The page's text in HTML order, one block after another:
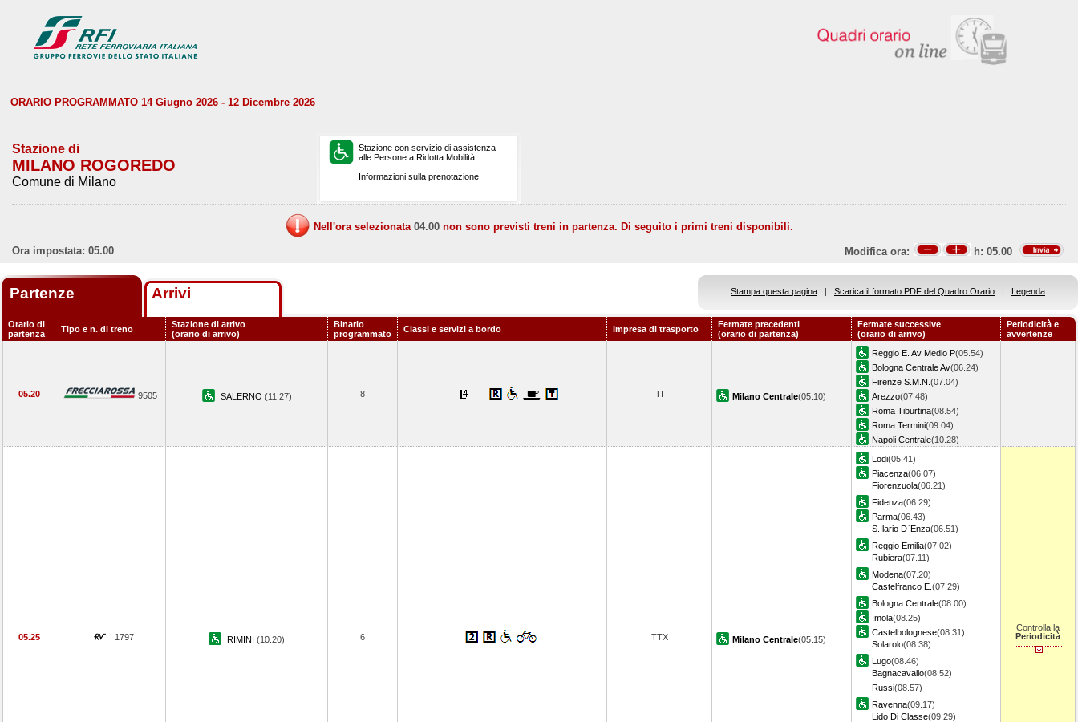
ORARIO PROGRAMMATO 14 Giugno 2026 - 12 Dicembre 2026
Stazione di
MILANO ROGOREDO
Comune di Milano
Stazione con servizio di assistenza
alle Persone a Ridotta Mobilità.
Informazioni sulla prenotazione
Nell'ora selezionata 04.00 non sono previsti treni in partenza. Di seguito i primi treni disponibili.
Ora impostata: 05.00
Modifica ora: h: 05.00
Partenze Arrivi Stampa questa pagina | Scarica il formato PDF del Quadro Orario | Legenda
Orario di
partenza
Tipo e n. di treno
Stazione di arrivo
(orario di arrivo)
Binario
programmato
Classi e servizi a bordo Impresa di trasporto
Fermate precedenti
(orario di partenza)
Fermate successive
(orario di arrivo)
Periodicità e
avvertenze
05.20 9505 SALERNO (11.27) 8 TI Milano Centrale(05.10)
Reggio E. Av Medio P(05.54)
Bologna Centrale Av(06.24)
Firenze S.M.N. (07.04)
Arezzo(07.48)
Roma Tiburtina(08.54)
Roma Termini(09.04)
Napoli Centrale(10.28)
05.25 1797 RIMINI (10.20) 6 TTX Milano Centrale(05.15)
Lodi(05.41)
Piacenza(06.07)
Fiorenzuola(06.21)
Fidenza(06.29)
Parma(06.43)
S.Ilario D`Enza(06.51)
Reggio Emilia(07.02)
Rubiera(07.11)
Modena(07.20)
Castelfranco E. (07.29)
Bologna Centrale(08.00)
Imola(08.25)
Castelbolognese(08.31)
Solarolo(08.38)
Lugo(08.46)
Bagnacavallo(08.52)
Russi(08.57)
Ravenna(09.17)
Lido Di Classe(09.29)
Controlla la
Periodicità